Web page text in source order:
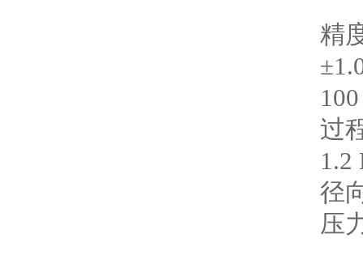
精
过
1.2
径
压